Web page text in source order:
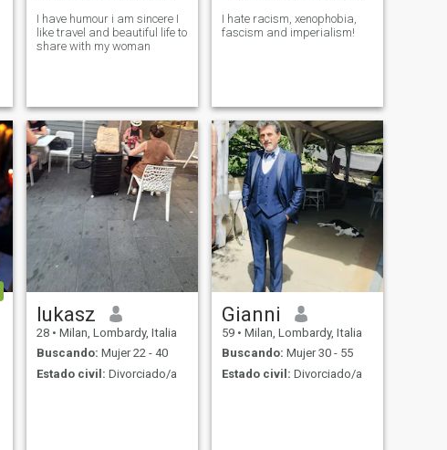
construir un futuro brillante
juntos
I have humour i am sincere I
like travel and beautiful life to
share with my woman
I hate racism, xenophobia,
fascism and imperialism!
lukasz
28 • Milan, Lombardy, Italia
Buscando: Mujer 22 - 40
Estado civil: Divorciado/a
Gianni
59 • Milan, Lombardy, Italia
Buscando: Mujer 30 - 55
Estado civil: Divorciado/a